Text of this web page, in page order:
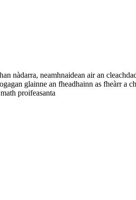
nàdarra, neamhnaidean air an
glainne an fheadhainn as fheàrr a
proifeasanta